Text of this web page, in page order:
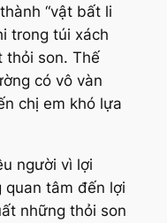
“vật bất li
trong túi xách
thỏi son. Thế
có vô vàn
chị em khó lựa
người vì lợi
quan tâm đến lợi
những thỏi son